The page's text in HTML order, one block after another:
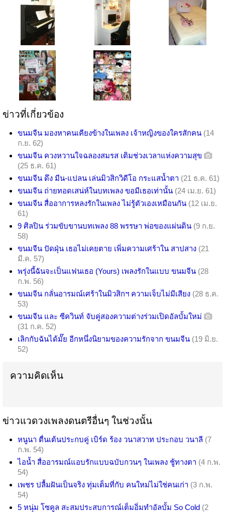
ข่าวที่เกี่ยวข้อง
ขนมจีน มองหาคนเคียงข้างในเพลง เจ้าหญิงของใครสักคน (14
ก.ย. 62)
ขนมจีน ควงหวานใจฉลองสมรส เติมช่วงเวลาแห่งความสุข
(25 ธ.ค. 61)
ขนมจีน ดึง มีน-แปลน เล่นมิวสิกวิดีโอ กระแสน้ำตา (21 ธ.ค. 61)
ขนมจีน ถ่ายทอดเสน่ห์ในบทเพลง ขอมีเธอเท่านั้น (24 เม.ย. 61)
ขนมจีน สื่ออาการหลงรักในเพลง ไม่รู้ตัวเองเหมือนกัน (12 เม.ย.
61)
9 ศิลปิน ร่วมขับขานบทเพลง 88 พรรษา พ่อของแผ่นดิน (9 ก.ย.
58)
ขนมจีน ปัดฝุ่น เธอไม่เคยตาย เพิ่มความเศร้าใน สาปสาง (21
มี.ค. 57)
พรุ่งนี้ฉันจะเป็นแฟนเธอ (Yours) เพลงรักในแบบ ขนมจีน (28
ก.พ. 56)
ขนมจีน กลั่นอารมณ์เศร้าในมิวสิกฯ ความเจ็บไม่มีเสียง (28 ธ.ค.
53)
ขนมจีน และ ซีควินท์ จับคู่สองความต่างร่วมเปิดอัลบั้มใหม่
(31 ก.ค. 52)
เลิกกับฉันได้มั๊ย อีกหนึ่งนิยามของความรักจาก ขนมจีน (19 มิ.ย.
52)
ความคิดเห็น
ข่าวแวดวงเพลงดนตรีอื่นๆ ในช่วงนั้น
หนูนา ตื่นเต้นประกบคู่ เบิร์ด ร้อง วนาสวาท ประกอบ วนาลี (7
ก.พ. 54)
ไอน้ำ สื่ออารมณ์แอบรักแบบฉบับกวนๆ ในเพลง ชู้ทางตา (4 ก.พ.
54)
เพชร ปลื้มฝันเป็นจริง ทุ่มเต็มที่กับ คนใหม่ไม่ใช่คนเก่า (3 ก.พ.
54)
5 หนุ่ม โซคูล สะสมประสบการณ์เต็มอิ่มทำอัลบั้ม So Cold (2